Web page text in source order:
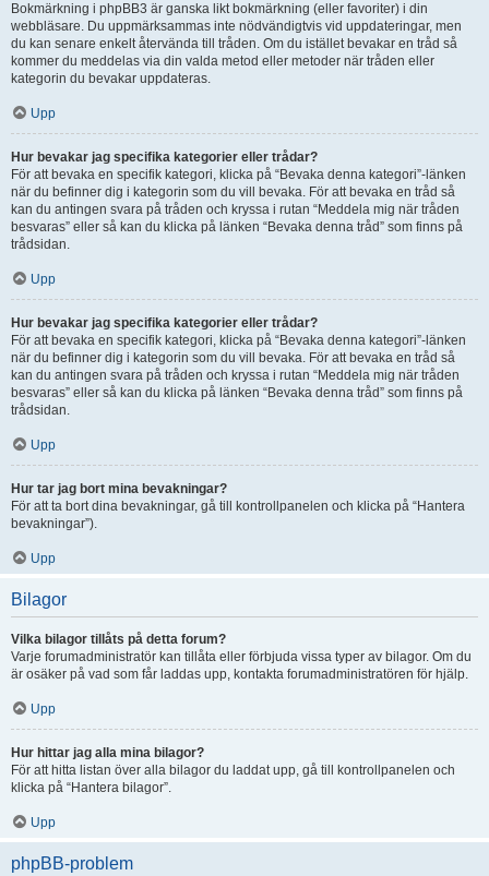
Bokmärkning i phpBB3 är ganska likt bokmärkning (eller favoriter) i din
webbläsare. Du uppmärksammas inte nödvändigtvis vid uppdateringar, men
du kan senare enkelt återvända till tråden. Om du istället bevakar en tråd så
kommer du meddelas via din valda metod eller metoder när tråden eller
kategorin du bevakar uppdateras.
Upp
Hur bevakar jag specifika kategorier eller trådar?
För att bevaka en specifik kategori, klicka på “Bevaka denna kategori”-länken
när du befinner dig i kategorin som du vill bevaka. För att bevaka en tråd så
kan du antingen svara på tråden och kryssa i rutan “Meddela mig när tråden
besvaras” eller så kan du klicka på länken “Bevaka denna tråd” som finns på
trådsidan.
Upp
Hur bevakar jag specifika kategorier eller trådar?
För att bevaka en specifik kategori, klicka på “Bevaka denna kategori”-länken
när du befinner dig i kategorin som du vill bevaka. För att bevaka en tråd så
kan du antingen svara på tråden och kryssa i rutan “Meddela mig när tråden
besvaras” eller så kan du klicka på länken “Bevaka denna tråd” som finns på
trådsidan.
Upp
Hur tar jag bort mina bevakningar?
För att ta bort dina bevakningar, gå till kontrollpanelen och klicka på “Hantera
bevakningar”).
Upp
Bilagor
Vilka bilagor tillåts på detta forum?
Varje forumadministratör kan tillåta eller förbjuda vissa typer av bilagor. Om du
är osäker på vad som får laddas upp, kontakta forumadministratören för hjälp.
Upp
Hur hittar jag alla mina bilagor?
För att hitta listan över alla bilagor du laddat upp, gå till kontrollpanelen och
klicka på “Hantera bilagor”.
Upp
phpBB-problem